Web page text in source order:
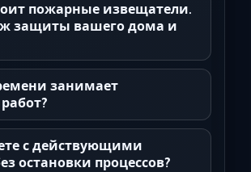
пожарные извещатели.
защиты вашего дома и
занимает
с действующими
остановки процессов?